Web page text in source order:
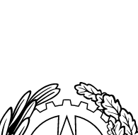
pagina